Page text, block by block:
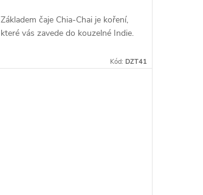
Základem čaje Chia-Chai je koření,
které vás zavede do kouzelné Indie.
Kód: DZT41